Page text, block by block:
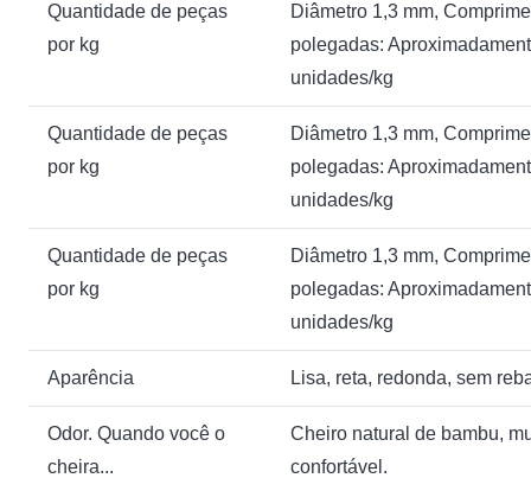
Quantidade de peças
por kg
Diâmetro 1,3 mm,
polegadas:
unidades/kg
Quantidade de peças
por kg
Diâmetro 1,3 mm,
polegadas:
unidades/kg
Quantidade de peças
por kg
Diâmetro 1,3 mm,
polegadas:
unidades/kg
Aparência Lisa, reta, redonda, sem
Odor. Quando você o
cheira...
Cheiro natural de bambu,
confortável.